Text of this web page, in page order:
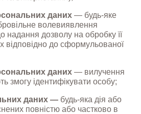
даних — будь-яке
волевиявлення
надання дозволу на обробку її
відповідно до сформульованої
даних — вилучення
змогу ідентифікувати особу;
даних — будь-яка дія або
повністю або частково в